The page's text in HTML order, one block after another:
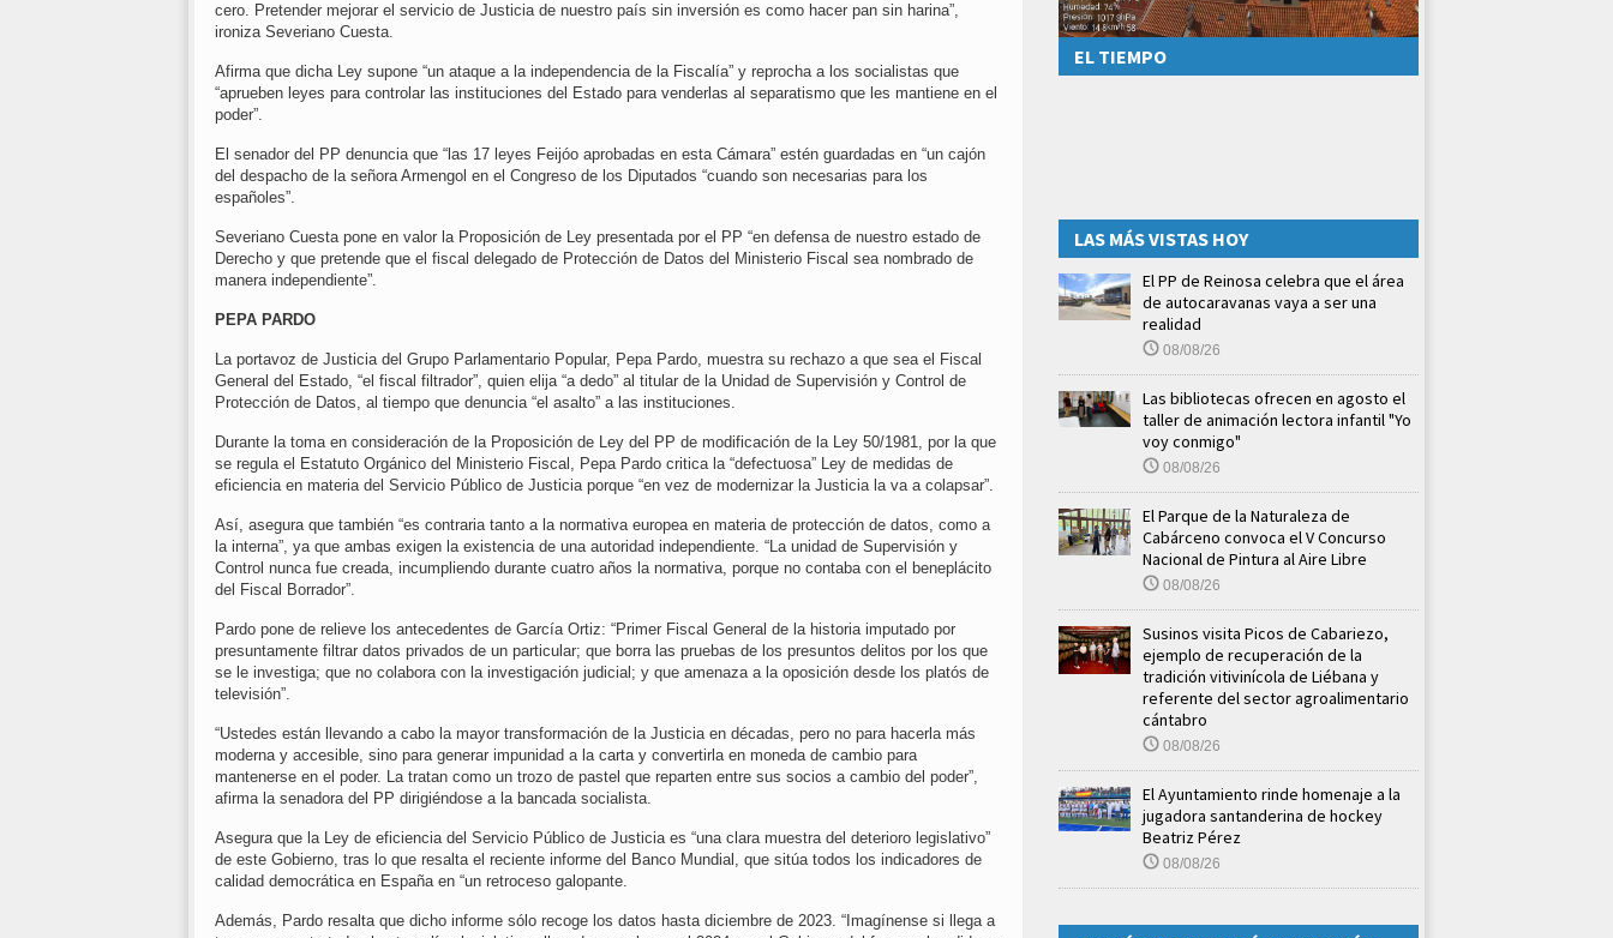
cero. Pretender mejorar el servicio de Justicia de nuestro país sin inversión es como hacer pan sin harina”,
ironiza Severiano Cuesta.
Afirma que dicha Ley supone “un ataque a la independencia de la Fiscalía” y reprocha a los socialistas que
“aprueben leyes para controlar las instituciones del Estado para venderlas al separatismo que les mantiene en el
poder”.
El senador del PP denuncia que “las 17 leyes Feijóo aprobadas en esta Cámara” estén guardadas en “un cajón
del despacho de la señora Armengol en el Congreso de los Diputados “cuando son necesarias para los
españoles”.
Severiano Cuesta pone en valor la Proposición de Ley presentada por el PP “en defensa de nuestro estado de
Derecho y que pretende que el fiscal delegado de Protección de Datos del Ministerio Fiscal sea nombrado de
manera independiente”.
PEPA PARDO
La portavoz de Justicia del Grupo Parlamentario Popular, Pepa Pardo, muestra su rechazo a que sea el Fiscal
General del Estado, “el fiscal filtrador”, quien elija “a dedo” al titular de la Unidad de Supervisión y Control de
Protección de Datos, al tiempo que denuncia “el asalto” a las instituciones.
Durante la toma en consideración de la Proposición de Ley del PP de modificación de la Ley 50/1981, por la que
se regula el Estatuto Orgánico del Ministerio Fiscal, Pepa Pardo critica la “defectuosa” Ley de medidas de
eficiencia en materia del Servicio Público de Justicia porque “en vez de modernizar la Justicia la va a colapsar”.
Así, asegura que también “es contraria tanto a la normativa europea en materia de protección de datos, como a
la interna”, ya que ambas exigen la existencia de una autoridad independiente. “La unidad de Supervisión y
Control nunca fue creada, incumpliendo durante cuatro años la normativa, porque no contaba con el beneplácito
del Fiscal Borrador”.
Pardo pone de relieve los antecedentes de García Ortiz: “Primer Fiscal General de la historia imputado por
presuntamente filtrar datos privados de un particular; que borra las pruebas de los presuntos delitos por los que
se le investiga; que no colabora con la investigación judicial; y que amenaza a la oposición desde los platós de
televisión”.
“Ustedes están llevando a cabo la mayor transformación de la Justicia en décadas, pero no para hacerla más
moderna y accesible, sino para generar impunidad a la carta y convertirla en moneda de cambio para
mantenerse en el poder. La tratan como un trozo de pastel que reparten entre sus socios a cambio del poder”,
afirma la senadora del PP dirigiéndose a la bancada socialista.
Asegura que la Ley de eficiencia del Servicio Público de Justicia es “una clara muestra del deterioro legislativo”
de este Gobierno, tras lo que resalta el reciente informe del Banco Mundial, que sitúa todos los indicadores de
calidad democrática en España en “un retroceso galopante.
Además, Pardo resalta que dicho informe sólo recoge los datos hasta diciembre de 2023. “Imagínense si llega a
EL TIEMPO
LAS MÁS VISTAS HOY
El PP de Reinosa celebra que el área
de autocaravanas vaya a ser una
realidad
08/08/26
Las bibliotecas ofrecen en agosto el
taller de animación lectora infantil "Yo
voy conmigo"
08/08/26
El Parque de la Naturaleza de
Cabárceno convoca el V Concurso
Nacional de Pintura al Aire Libre
08/08/26
Susinos visita Picos de Cabariezo,
ejemplo de recuperación de la
tradición vitivinícola de Liébana y
referente del sector agroalimentario
cántabro
08/08/26
El Ayuntamiento rinde homenaje a la
jugadora santanderina de hockey
Beatriz Pérez
08/08/26